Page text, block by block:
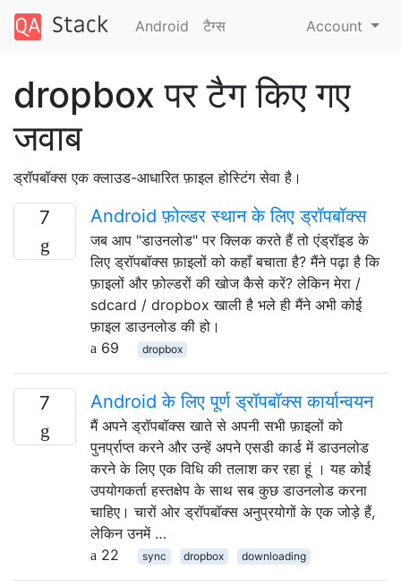
Android टैग्‍स Account
dropbox पर टैग किए गए
जवाब
ड्रॉपबॉक्स एक क्लाउड-आधारित फ़ाइल होस्टिंग सेवा है।
7 Android फ़ोल्डर स्थान के लिए ड्रॉपबॉक्स
जब आप "डाउनलोड" पर क्लिक करते हैं तो एंड्रॉइड के
लिए ड्रॉपबॉक्स फ़ाइलों को कहाँ बचाता है? मैंने पढ़ा है कि
फ़ाइलों और फ़ोल्डरों की खोज कैसे करें? लेकिन मेरा /
sdcard / dropbox खाली है भले ही मैंने अभी कोई
फ़ाइल डाउनलोड की हो।
69
dropbox
7 Android के लिए पूर्ण ड्रॉपबॉक्स कार्यान्वयन
मैं अपने ड्रॉपबॉक्स खाते से अपनी सभी फ़ाइलों को
पुनर्प्राप्त करने और उन्हें अपने एसडी कार्ड में डाउनलोड
करने के लिए एक विधि की तलाश कर रहा हूं । यह कोई
उपयोगकर्ता हस्तक्षेप के साथ सब कुछ डाउनलोड करना
चाहिए। चारों ओर ड्रॉपबॉक्स अनुप्रयोगों के एक जोड़े हैं,
लेकिन उनमें …
22
sync dropbox downloading